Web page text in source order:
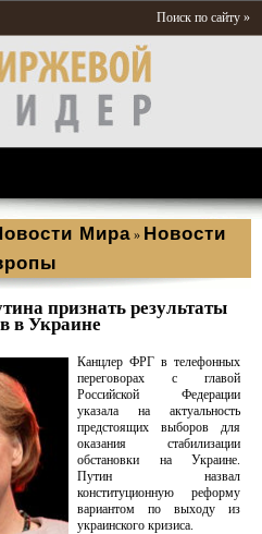
Поиск по сайту »
Мира » Новости
признать результаты
в Украине
Канцлер ФРГ в телефонных
переговорах с главой
Российской Федерации
указала на актуальность
предстоящих выборов для
оказания стабилизации
обстановки на Украине.
Путин назвал
конституционную реформу
вариантом по выходу из
украинского кризиса.